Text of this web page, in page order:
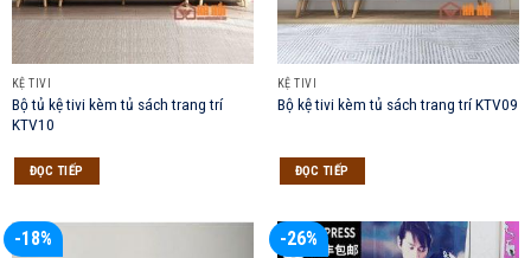
KỆ TIVI
Bộ tủ kệ tivi kèm tủ sách trang trí
KTV10
ĐỌC TIẾP
KỆ TIVI
Bộ kệ tivi kèm tủ sách trang trí KTV09
ĐỌC TIẾP
-18% -26%